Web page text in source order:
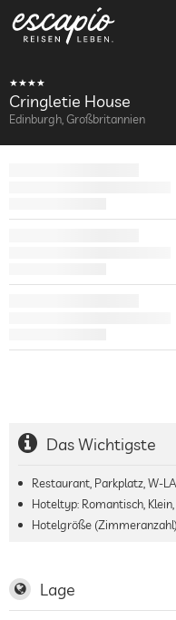
Cringletie House
Edinburgh, Großbritannien
Das Wichtigste
Restaurant, Parkplatz, W-
Hoteltyp: Romantisch,
Hotelgröße
Lage